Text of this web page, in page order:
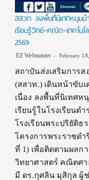
สสวท. ลงพื้นที่นิเทศหนุน
เรียนรู้วิทย์–คณิต–เทคโน
2569
EZ Webmaster February
สถาบันส่งเสริมการ
(สสวท.) เดินหน้าขับ
เนื่อง ลงพื้นที่นิเทศห
เรียนรู้ในโรงเรียนต
โรงเรียนพระปริยัติ
โครงการพระราชดำ
ที่ 1) เพื่อติดตามผล
วิทยาศาสตร์ คณิตศา
มี ดร.กุศลิน มุสิกุล ผู้